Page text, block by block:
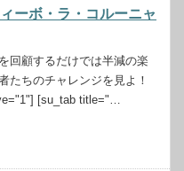
ボ・ラ・コルーニャ
回顧するだけでは半減の楽
たちのチャレンジを見よ！
[su_tab title="…